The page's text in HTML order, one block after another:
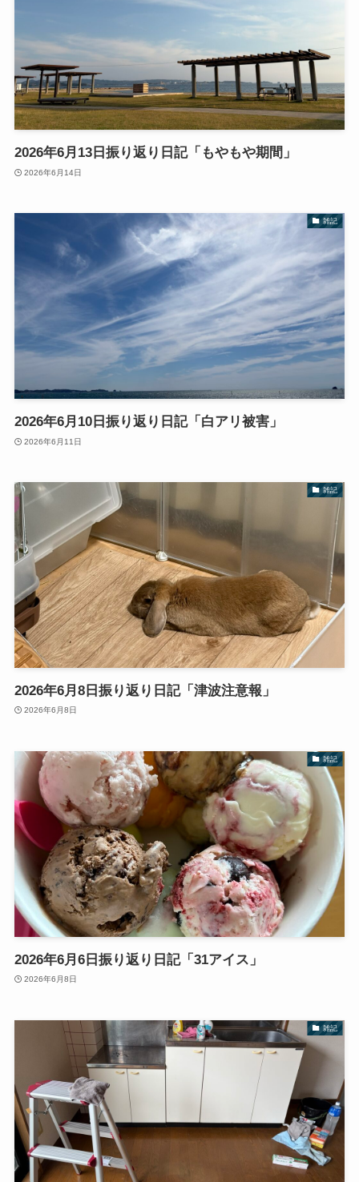
2026年6月13日振り返り日記「もやもや期間」
2026年6月14日
雑記
2026年6月10日振り返り日記「白アリ被害」
2026年6月11日
雑記
2026年6月8日振り返り日記「津波注意報」
2026年6月8日
雑記
2026年6月6日振り返り日記「31アイス」
2026年6月8日
雑記